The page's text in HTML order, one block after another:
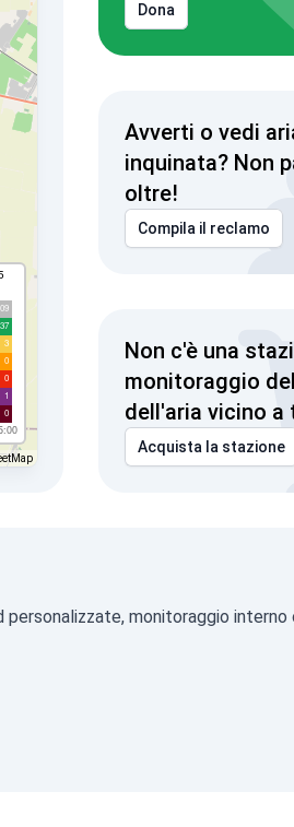
3
0
0
1
0
Dona
Avverti o vedi
inquinata? Non
oltre!
Compila il reclamo
Non c'è una
monitoraggio
dell'aria vicino a
Acquista la stazione
monitoraggio interno